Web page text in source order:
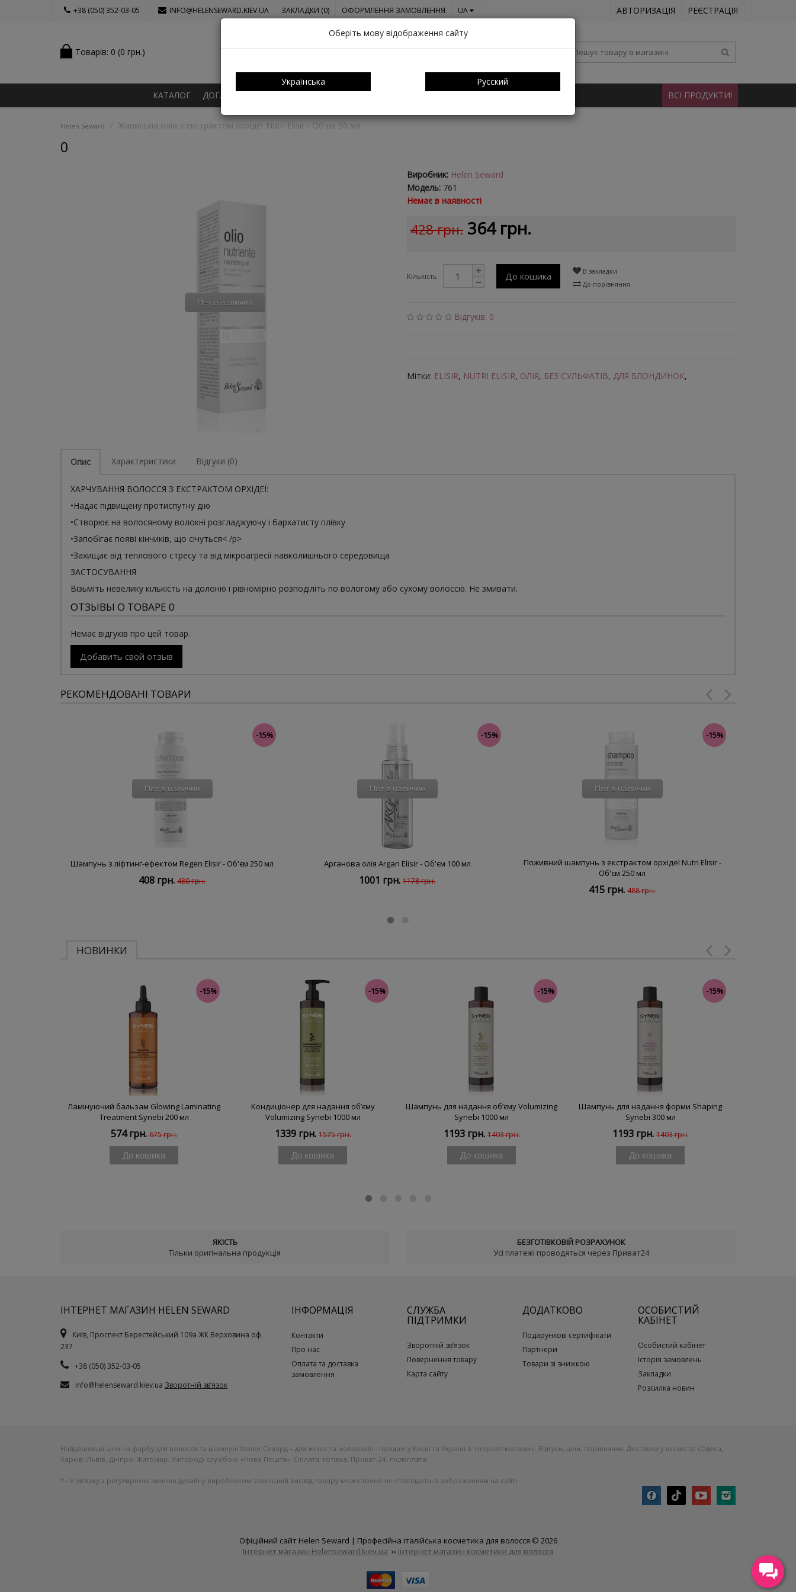
+38 (050) 352-03-05 INFO@HELENSEWARD.KIEV.UA ЗАКЛАДКИ (0) ОФОРМЛЕННЯ ЗАМОВЛЕННЯ UA АВТОРИЗАЦІЯ РЕЄСТРАЦІЯ
Товарів: 0 (0 грн.)
КАТАЛОГ ДОГЛЯД ЗА ВОЛОССЯМ ПРО НАС СЕРТИФІКАТИ ОПЛАТА І ДОСТАВКА КОНТАКТИ ВСІ ПРОДУКТИ!
Helen Seward Живильна олія з екстрактом орхідеї Nutri Elisir - Об'єм 50 мл
0
Нет в наличии
Виробник: Helen Seward
Модель: 761
Немає в наявності
428 грн. 364 грн.
Кількість До кошика
В закладки
До порівняння
Відгуків: 0
Мітки: ELISIR, NUTRI ELISIR, ОЛІЯ, БЕЗ СУЛЬФАТІВ, ДЛЯ БЛОНДИНОК,
Опис Характеристики Відгуки (0)
ХАРЧУВАННЯ ВОЛОССЯ З ЕКСТРАКТОМ ОРХІДЕЇ:
•Надає підвищену протиспутну дію
•Створює на волосяному волокні розгладжуючу і бархатисту плівку
•Запобігає появі кінчиків, що січуться< /p>
•Захищає від теплового стресу та від мікроагресії навколишнього середовища
ЗАСТОСУВАННЯ
Візьміть невелику кількість на долоню і рівномірно розподіліть по вологому або сухому волоссю. Не змивати.
ОТЗЫВЫ О ТОВАРЕ 0
Немає відгуків про цей товар.
Добавить свой отзыв
РЕКОМЕНДОВАНІ ТОВАРИ
Нет в наличии
Шампунь з ліфтинг-ефектом Regen Elisir - Об'єм 250 мл
408 грн. 480 грн.
-15%
Нет в наличии
Арганова олія Argan Elisir - Об'єм 100 мл
1001 грн. 1178 грн.
-15%
Нет в наличии
Поживний шампунь з екстрактом орхідеї Nutri Elisir -
Об'єм 250 мл
415 грн. 488 грн.
-15%
НОВИНКИ
Ламінуючий бальзам Glowing Laminating
Treatment Synebi 200 мл
574 грн. 675 грн.
-15%
До кошика
Кондиціонер для надання об’єму
Volumizing Synebi 1000 мл
1339 грн. 1575 грн.
-15%
До кошика
Шампунь для надання об’єму Volumizing
Synebi 1000 мл
1193 грн. 1403 грн.
-15%
До кошика
Шампунь для надання форми Shaping
Synebi 300 мл
1193 грн. 1403 грн.
-15%
До кошика
ЯКІСТЬ
Тільки оригінальна продукція
БЕЗГОТІВКОВІЙ РОЗРАХУНОК
Усі платежі проводяться через Приват24
ІНТЕРНЕТ МАГАЗИН HELEN SEWARD
Київ, Проспект Берестейський 109а ЖК Верховина оф.
237
+38 (050) 352-03-05
info@helenseward.kiev.ua Зворотній зв’язок
ІНФОРМАЦІЯ
Контакти
Про нас
Оплата та доставка
замовлення
СЛУЖБА
ПІДТРИМКИ
Зворотній зв’язок
Повернення товару
Карта сайту
ДОДАТКОВО
Подарункові сертифікати
Партнери
Товари зі знижкою
ОСОБИСТИЙ
КАБІНЕТ
Особистий кабінет
Історія замовлень
Закладки
Розсилка новин
Найдешевші ціни на фарбу для волосся та шампуні Хелен Севард – для жінок та чоловіків! - продаж у Києві та Україні в інтернет-магазині. Відгуки, ціни, порівняння. Доставка у всі міста: (Одеса,
Харків, Львів, Дніпро, Житомир, Ужгород) службою «Нова Пошта». Оплата: готівка, Приват-24, післяплата.
* - У зв'язку з регулярною зміною дизайну виробником зовнішній вигляд товару може точно не співпадати із зображенням на сайті.
Офіційний сайт Helen Seward | Професійна італійська косметика для волосся © 2026
Інтернет магазин Helenseward.kiev.ua ›› Інтернет магазин косметики для волосся
Оберіть мову відображення сайту
Українська Русский